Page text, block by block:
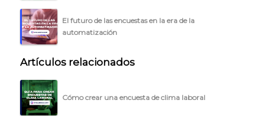
El futuro de las encuestas en la era de la
automatización
Artículos relacionados
Cómo crear una encuesta de clima laboral